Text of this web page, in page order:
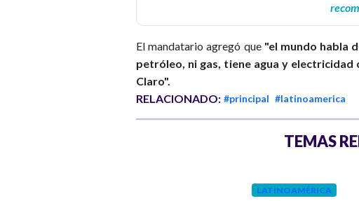
El mandatario agregó que "el mundo habla
petróleo, ni gas, tiene agua y electricidad
Claro".
RELACIONADO: #principal #latinoamerica
TEMAS
LATINOAMÉRICA